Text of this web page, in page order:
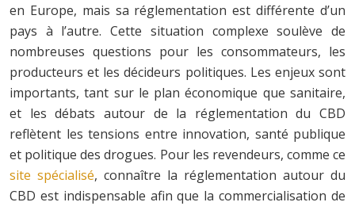
en Europe, mais sa réglementation est différente d’un
pays à l’autre. Cette situation complexe soulève de
nombreuses questions pour les consommateurs, les
producteurs et les décideurs politiques. Les enjeux sont
importants, tant sur le plan économique que sanitaire,
et les débats autour de la réglementation du CBD
reflètent les tensions entre innovation, santé publique
et politique des drogues. Pour les revendeurs, comme ce
site spécialisé, connaître la réglementation autour du
CBD est indispensable afin que la commercialisation de